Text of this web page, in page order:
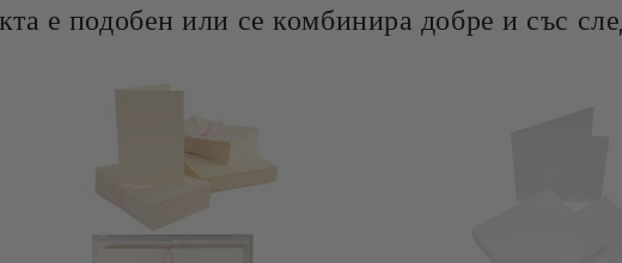
е подобен или се комбинира добре и със